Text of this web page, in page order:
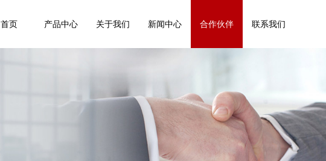
首页 产品中心 关于我们 新闻中心 合作伙伴 联系我们